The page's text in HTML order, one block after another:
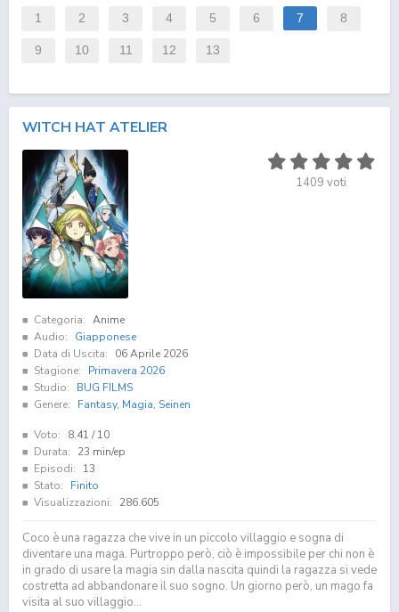
1 2 3 4 5 6 7 8
9 10 11 12 13
WITCH HAT ATELIER
1409 voti
Categoria: Anime
Audio:
Giapponese
Data di Uscita:
06 Aprile 2026
Stagione:
Primavera 2026
Studio:
BUG FILMS
Genere:
Fantasy, Magia, Seinen
Voto: 8.41 / 10
Durata:
23 min/ep
Episodi:
13
Stato:
Finito
Visualizzazioni:
286.605
Coco è una ragazza che vive in un piccolo villaggio e sogna di
diventare una maga. Purtroppo però, ciò è impossibile per chi non è
in grado di usare la magia sin dalla nascita quindi la ragazza si vede
costretta ad abbandonare il suo sogno. Un giorno però, un mago fa
visita al suo villaggio...